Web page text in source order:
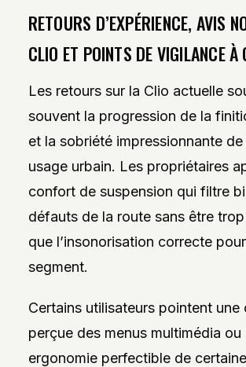
RETOURS D’EXPÉRIENCE, AVIS
CLIO ET POINTS DE VIGILANCE À
Les retours sur la Clio actuelle
souvent la progression de la
et la sobriété impressionnante de
usage urbain. Les propriétaires
confort de suspension qui filtre
défauts de la route sans être
que l’insonorisation correcte
segment.
Certains utilisateurs pointent une
perçue des menus multimédia ou
ergonomie perfectible de